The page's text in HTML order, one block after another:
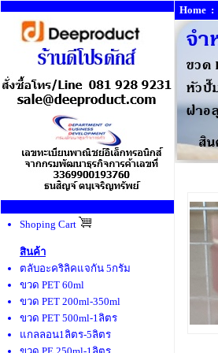
Shoping Cart
สินค้า
ตลับอะคริลิคแจกัน 5กรัม
ขวด PET 60ml
ขวด PET 200ml-350ml
ขวด PET 500ml-1ลิตร
แกลลอน1ลิตร-5ลิตร
Home :